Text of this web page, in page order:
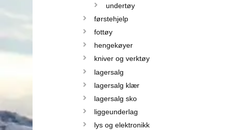
undertøy
førstehjelp
fottøy
hengekøyer
kniver og verktøy
lagersalg
lagersalg klær
lagersalg sko
liggeunderlag
lys og elektronikk